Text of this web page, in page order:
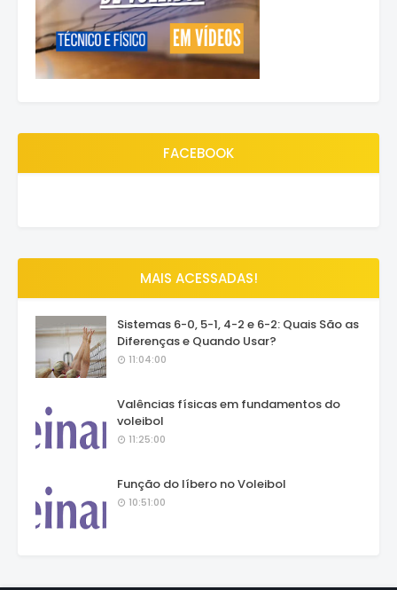
FACEBOOK
MAIS ACESSADAS!
Sistemas 6-0, 5-1, 4-2 e 6-2: Quais São as
Diferenças e Quando Usar?
11:04:00
Valências físicas em fundamentos do
voleibol
11:25:00
Função do líbero no Voleibol
10:51:00